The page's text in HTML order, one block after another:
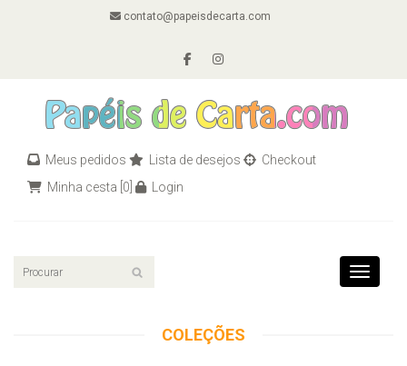
contato@papeisdecarta.com
Meus pedidos Lista de desejos
Checkout
Minha cesta [0] Login
Toggle
COLEÇÕES